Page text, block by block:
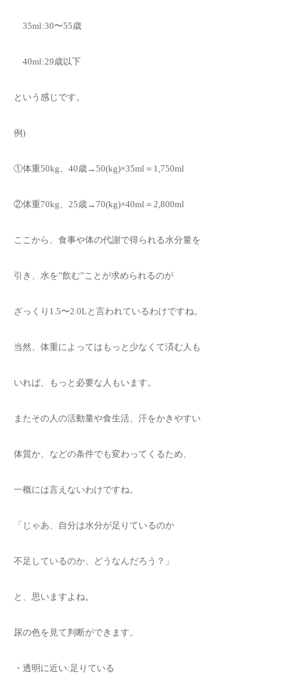
35ml:30〜55歳
40ml:29歳以下
という感じです。
例)
①体重50kg、40歳→50(kg)×35ml＝1,750ml
②体重70kg、25歳→70(kg)×40ml＝2,800ml
ここから、食事や体の代謝で得られる水分量を
引き、水を”飲む”ことが求められるのが
ざっくり1.5〜2.0Lと言われているわけですね。
当然、体重によってはもっと少なくて済む人も
いれば、もっと必要な人もいます。
またその人の活動量や食生活、汗をかきやすい
体質か、などの条件でも変わってくるため、
一概には言えないわけですね。
「じゃあ、自分は水分が足りているのか
不足しているのか、どうなんだろう？」
と、思いますよね。
尿の色を見て判断ができます。
・透明に近い:足りている